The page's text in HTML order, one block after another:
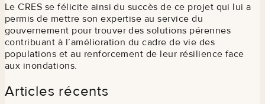
Le CRES se félicite ainsi du succès de ce projet qui lui a
permis de mettre son expertise au service du
gouvernement pour trouver des solutions pérennes
contribuant à l’amélioration du cadre de vie des
populations et au renforcement de leur résilience face
aux inondations.
Articles récents